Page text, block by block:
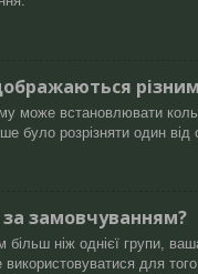
може встановлювати
було розрізняти один від
замовчуванням?
ніж однієї групи,
для